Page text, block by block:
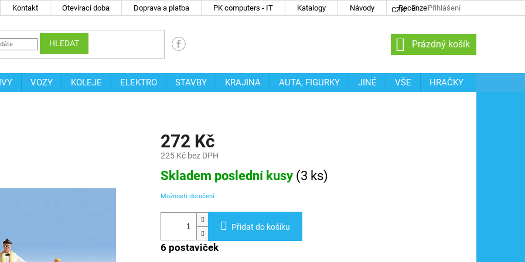
Kontakt Otevírací doba Doprava a platba PK computers - IT Katalogy Návody Recenze
CZK Přihlášení
HLEDAT
NÁKUPNÍ
KOŠÍK
Prázdný košík
VOZY KOLEJE ELEKTRO STAVBY KRAJINA AUTA, FIGURKY JINÉ VŠE
HRAČKY
272 Kč
225 Kč bez DPH
Měrná
cena:
Skladem poslední kusy (3 ks)
Možnosti doručení
Přidat do košíku
6 postaviček